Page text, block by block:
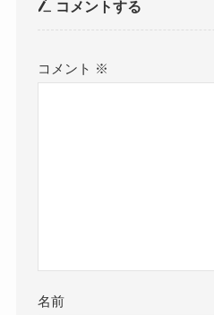
コメントする
コメント ※
名前